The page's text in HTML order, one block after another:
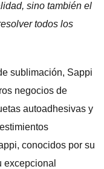
sino también el
todos los
sublimación, Sappi
negocios de
autoadhesivas y
conocidos por su
excepcional